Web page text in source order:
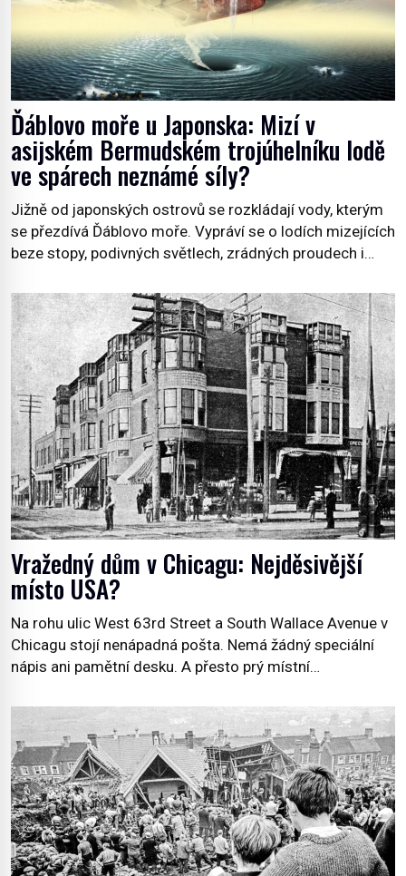
Ďáblovo moře u Japonska: Mizí v
asijském Bermudském trojúhelníku lodě
ve spárech neznámé síly?
Jižně od japonských ostrovů se rozkládají vody, kterým
se přezdívá Ďáblovo moře. Vypráví se o lodích mizejících
beze stopy, podivných světlech, zrádných proudech i
dávných legendách. Je tichomořský Dračí trojúhelník
skutečně prokletým místem, nebo se zde jen
nebezpečná příroda proměnila v jednu z
nejpůsobivějších námořních záhad? […]
Vražedný dům v Chicagu: Nejděsivější
místo USA?
Na rohu ulic West 63rd Street a South Wallace Avenue v
Chicagu stojí nenápadná pošta. Nemá žádný speciální
nápis ani pamětní desku. A přesto prý místní
sídlil sériový vrah H. H. Holmes a také nejpropracovanější
past na lidi v dějinách americké kriminalistiky. Herman
Webster Mudgett (1861–1896) přijíždí […]